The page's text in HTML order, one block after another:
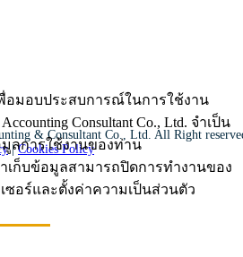
& Consultant Co., Ltd. All Right
|Cookies Policy
อมอบประสบการณ์ในการใช้งาน
Consultant Co., Ltd. จำเป็น
ลการใช้งานของท่าน
เก็บข้อมูลสามารถปิดการทำงานของ
ซอร์และตั้งค่าความเป็นส่วนตัว